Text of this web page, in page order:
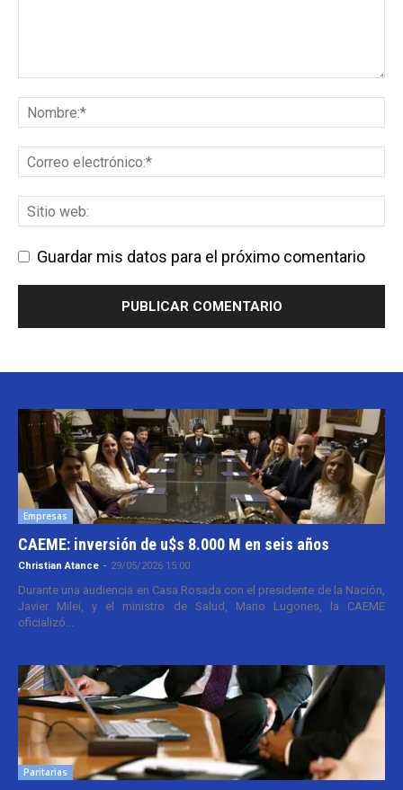
Guardar mis datos para el próximo comentario
Empresas
CAEME: inversión de u$s 8.000 M en seis años
Christian Atance - 29/05/2026 15:00
Durante una audiencia en Casa Rosada con el presidente de la Nación,
Javier Milei, y el ministro de Salud, Mario Lugones, la CAEME
oficializó...
Paritarias